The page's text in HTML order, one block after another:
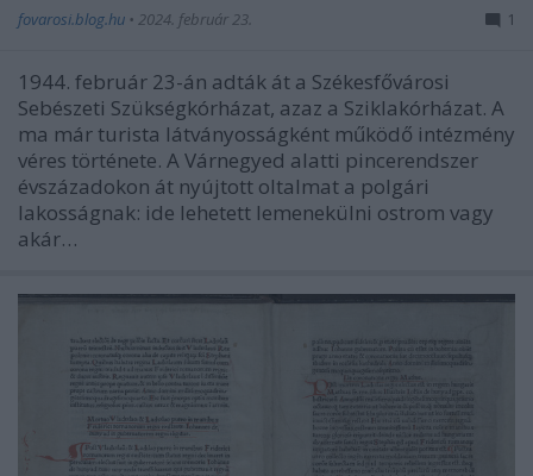
fovarosi.blog.hu • 2024. február 23. 1
1944. február 23-án adták át a Székesfővárosi
Sebészeti Szükségkórházat, azaz a Sziklakórházat. A
ma már turista látványosságként működő intézmény
véres története. A Várnegyed alatti pincerendszer
évszázadokon át nyújtott oltalmat a polgári
lakosságnak: ide lehetett lemenekülni ostrom vagy
akár…